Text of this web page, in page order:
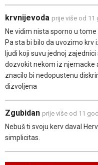
krvnijevoda prije više od 11
Ne vidim nista sporno u
Pa sta bi bilo da uvozimo krv
ljudi koji suvu jednoj
dozvokit nekom iz njemacke
znacilo bi nedopustenu
dizvoljena
Zgubidan prije više od 11
Nebuš ti svoju kerv daval
simplicitas.